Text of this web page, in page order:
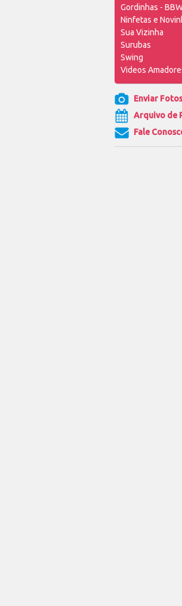
Gordinhas -
Ninfetas e
Sua Vizinha
Surubas
Swing
Videos
Enviar Fotos
Arquivo de
Fale